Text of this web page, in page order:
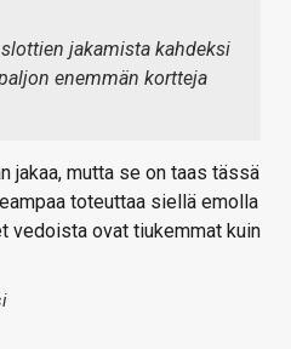
jakamista kahdeksi
enemmän kortteja
jakaa, mutta se on taas tässä
toteuttaa siellä emolla
vedoista ovat tiukemmat kuin